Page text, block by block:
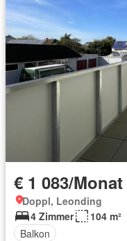
€ 1 083/Monat
Doppl, Leonding
4 Zimmer
104 m²
Balkon